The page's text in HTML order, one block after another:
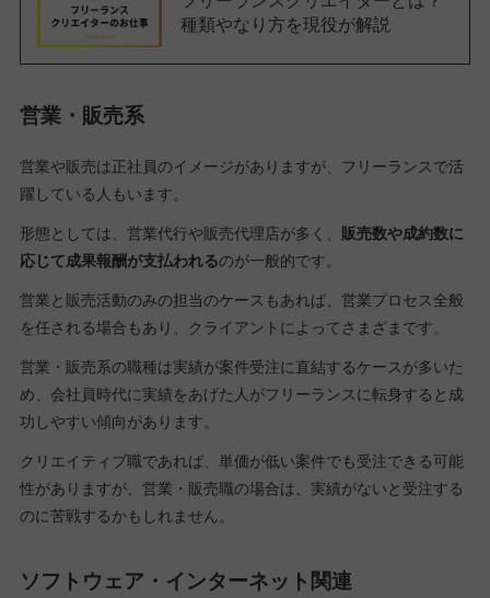
種類やなり方を現役が解説
営業・販売系
営業や販売は正社員のイメージがありますが、フリーランスで活
躍している人もいます。
形態としては、営業代行や販売代理店が多く、
販売数や成約数に
応じて成果報酬が支払われるのが一般的です。
営業と販売活動のみの担当のケースもあれば、営業プロセス全般
を任される場合もあり、クライアントによってさまざまです。
営業・販売系の職種は実績が案件受注に直結するケースが多いた
め、会社員時代に実績をあげた人がフリーランスに転身すると成
功しやすい傾向があります。
クリエイティブ職であれば、単価が低い案件でも受注できる可能
性がありますが、営業・販売職の場合は、実績がないと受注する
のに苦戦するかもしれません。
ソフトウェア・インターネット関連